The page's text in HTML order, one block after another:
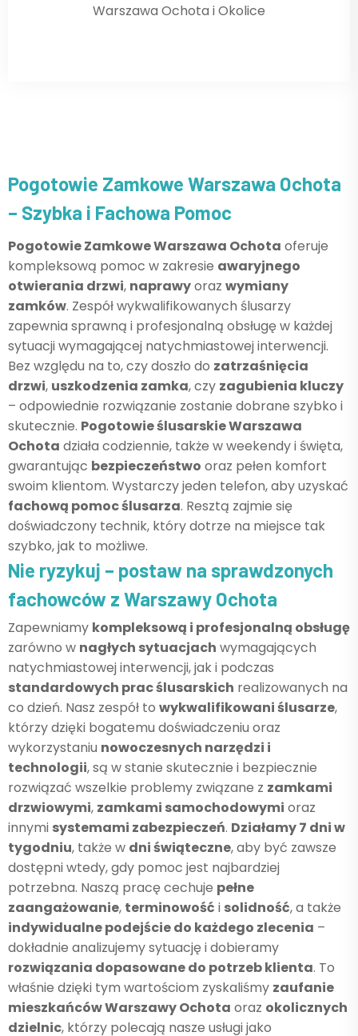
Warszawa Ochota i Okolice
Pogotowie Zamkowe Warszawa Ochota
– Szybka i Fachowa Pomoc
Pogotowie Zamkowe Warszawa Ochota oferuje
kompleksową pomoc w zakresie awaryjnego
otwierania drzwi, naprawyoraz wymiany
zamków. Zespół wykwalifikowanych ślusarzy
zapewnia sprawną i profesjonalną obsługę w każdej
sytuacji wymagającej natychmiastowej interwencji.
Bez względu na to, czy doszło do zatrzaśnięcia
drzwi, uszkodzenia zamka, czy zagubienia kluczy
– odpowiednie rozwiązanie zostanie dobrane szybko i
skutecznie. Pogotowie ślusarskie Warszawa
Ochota działa codziennie, także w weekendy i święta,
gwarantując bezpieczeństwo oraz pełen komfort
swoim klientom. Wystarczy jeden telefon, aby uzyskać
fachową pomoc ślusarza. Resztą zajmie się
doświadczony technik, który dotrze na miejsce tak
szybko, jak to możliwe.
Nie ryzykuj – postaw na sprawdzonych
fachowców z Warszawy Ochota
Zapewniamy kompleksową i profesjonalną obsługę
zarówno w nagłych sytuacjach wymagających
natychmiastowej interwencji, jak i podczas
standardowych prac ślusarskich realizowanych na
co dzień. Nasz zespół to wykwalifikowani ślusarze,
którzy dzięki bogatemu doświadczeniu oraz
wykorzystaniu nowoczesnych narzędzi i
technologii, są w stanie skutecznie i bezpiecznie
rozwiązać wszelkie problemy związane z zamkami
drzwiowymi, zamkami samochodowymi oraz
innymi systemami zabezpieczeń. Działamy 7 dni w
tygodniu, także w dni świąteczne, aby być zawsze
dostępni wtedy, gdy pomoc jest najbardziej
potrzebna. Naszą pracę cechuje pełne
zaangażowanie, terminowość i solidność, a także
indywidualne podejście do każdego zlecenia –
dokładnie analizujemy sytuację i dobieramy
rozwiązania dopasowane do potrzeb klienta. To
właśnie dzięki tym wartościom zyskaliśmy zaufanie
mieszkańców Warszawy Ochota oraz okolicznych
dzielnic, którzy polecają nasze usługi jako